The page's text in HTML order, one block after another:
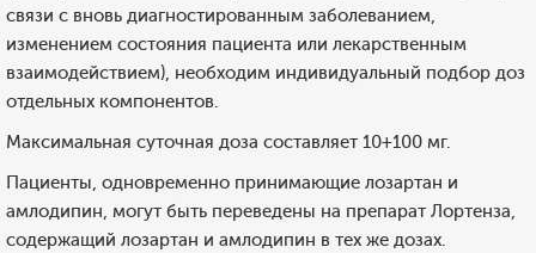
связи с вновь диагностированным заболеванием,
изменением состояния пациента или лекарственным
взаимодействием), необходим индивидуальный подбор доз
отдельных компонентов.
Максимальная суточная доза составляет 10+100 мг.
Пациенты, одновременно принимающие лозартан и
амлодипин, могут быть переведены на препарат Лортенза,
содержащий лозартан и амлодипин в тех же дозах.